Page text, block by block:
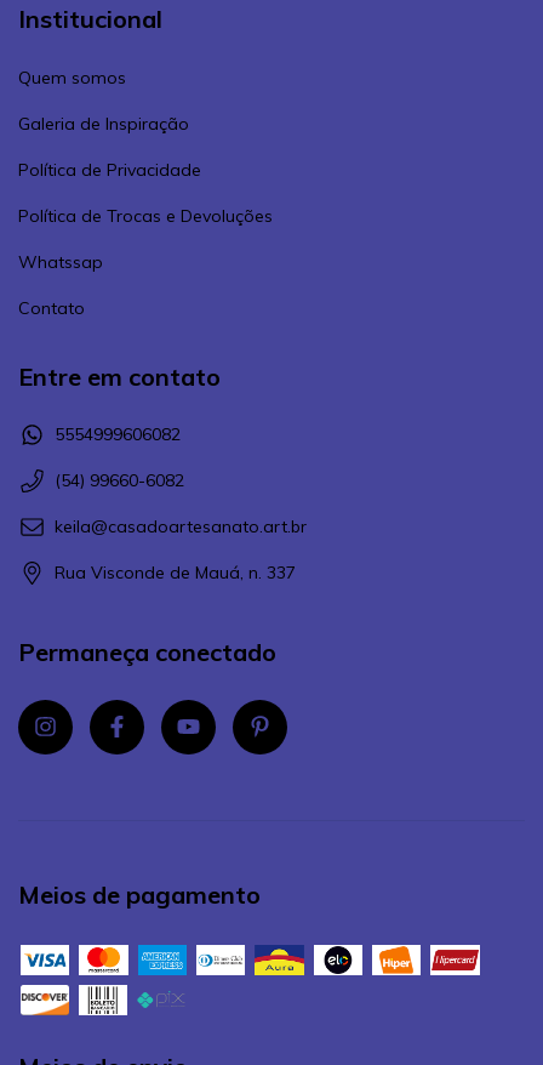
Institucional
Quem somos
Galeria de Inspiração
Política de Privacidade
Política de Trocas e Devoluções
Whatssap
Contato
Entre em contato
5554999606082
(54) 99660-6082
keila@casadoartesanato.art.br
Rua Visconde de Mauá, n. 337
Permaneça conectado
Meios de pagamento